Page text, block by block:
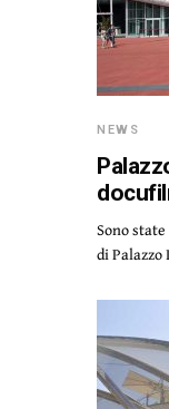
NEWS
Sono
di